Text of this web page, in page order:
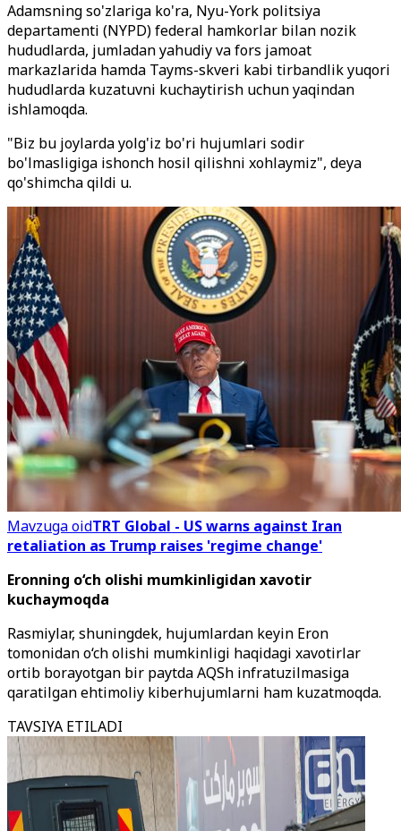
Adamsning so'zlariga ko'ra, Nyu-York politsiya
departamenti (NYPD) federal hamkorlar bilan nozik
hududlarda, jumladan yahudiy va fors jamoat
markazlarida hamda Tayms-skveri kabi tirbandlik yuqori
hududlarda kuzatuvni kuchaytirish uchun yaqindan
ishlamoqda.
"Biz bu joylarda yolg'iz bo'ri hujumlari sodir
bo'lmasligiga ishonch hosil qilishni xohlaymiz", deya
qo'shimcha qildi u.
Mavzuga oidTRT Global - US warns against Iran
retaliation as Trump raises 'regime change'
Eronning o‘ch olishi mumkinligidan xavotir
kuchaymoqda
Rasmiylar, shuningdek, hujumlardan keyin Eron
tomonidan o‘ch olishi mumkinligi haqidagi xavotirlar
ortib borayotgan bir paytda AQSh infratuzilmasiga
qaratilgan ehtimoliy kiberhujumlarni ham kuzatmoqda.
TAVSIYA ETILADI